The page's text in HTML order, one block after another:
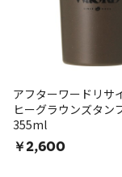
アフターワードリサ
ヒーグラウンズタン
355ml
￥2,600